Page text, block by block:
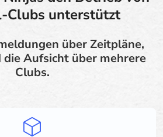
Clubs unterstützt
über Zeitpläne,
die Aufsicht über mehrere
Clubs.